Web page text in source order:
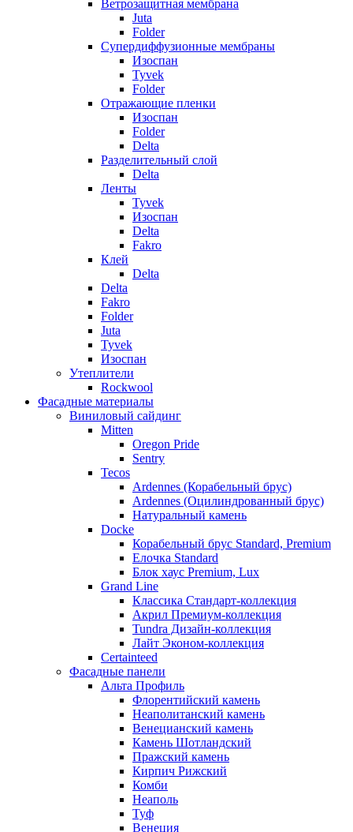
Ветрозащитная мембрана
Juta
Folder
Супердиффузионные мембраны
Изоспан
Tyvek
Folder
Отражающие пленки
Изоспан
Folder
Delta
Разделительный слой
Delta
Ленты
Tyvek
Изоспан
Delta
Fakro
Клей
Delta
Delta
Fakro
Folder
Juta
Tyvek
Изоспан
Утеплители
Rockwool
Фасадные материалы
Виниловый сайдинг
Mitten
Oregon Pride
Sentry
Tecos
Ardennes (Корабельный брус)
Ardennes (Оцилиндрованный брус)
Натуральный камень
Docke
Корабельный брус Standard, Premium
Елочка Standard
Блок хаус Premium, Lux
Grand Line
Классика Стандарт-коллекция
Акрил Премиум-коллекция
Tundra Дизайн-коллекция
Лайт Эконом-коллекция
Certainteed
Фасадные панели
Альта Профиль
Флорентийский камень
Неаполитанский камень
Венецианский камень
Камень Шотландский
Пражский камень
Кирпич Рижский
Комби
Неаполь
Туф
Венеция